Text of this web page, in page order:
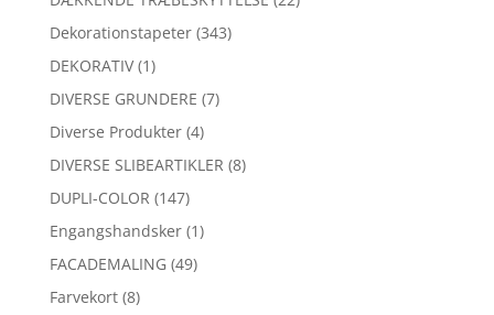
Dekorationstapeter (343)
DEKORATIV (1)
DIVERSE GRUNDERE (7)
Diverse Produkter (4)
DIVERSE SLIBEARTIKLER (8)
DUPLI-COLOR (147)
Engangshandsker (1)
FACADEMALING (49)
Farvekort (8)